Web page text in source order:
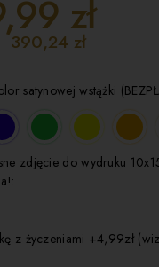
zł
390,24 zł
satynowej wstążki
zdjęcie do wydruku
z życzeniami +4,99zł